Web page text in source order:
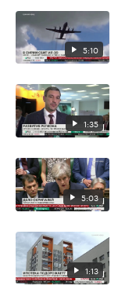
5:10
1:35
5:03
1:13